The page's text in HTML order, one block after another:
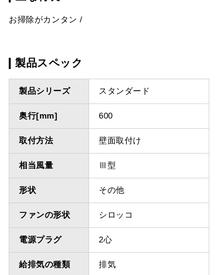
お掃除がカンタン
製品スペック
製品シリーズ スタンダード
奥行[mm] 600
取付方法 壁面取付け
相当風量 Ⅲ型
形状 その他
ファンの形状 シロッコ
電源プラグ 2心
給排気の種類 排気